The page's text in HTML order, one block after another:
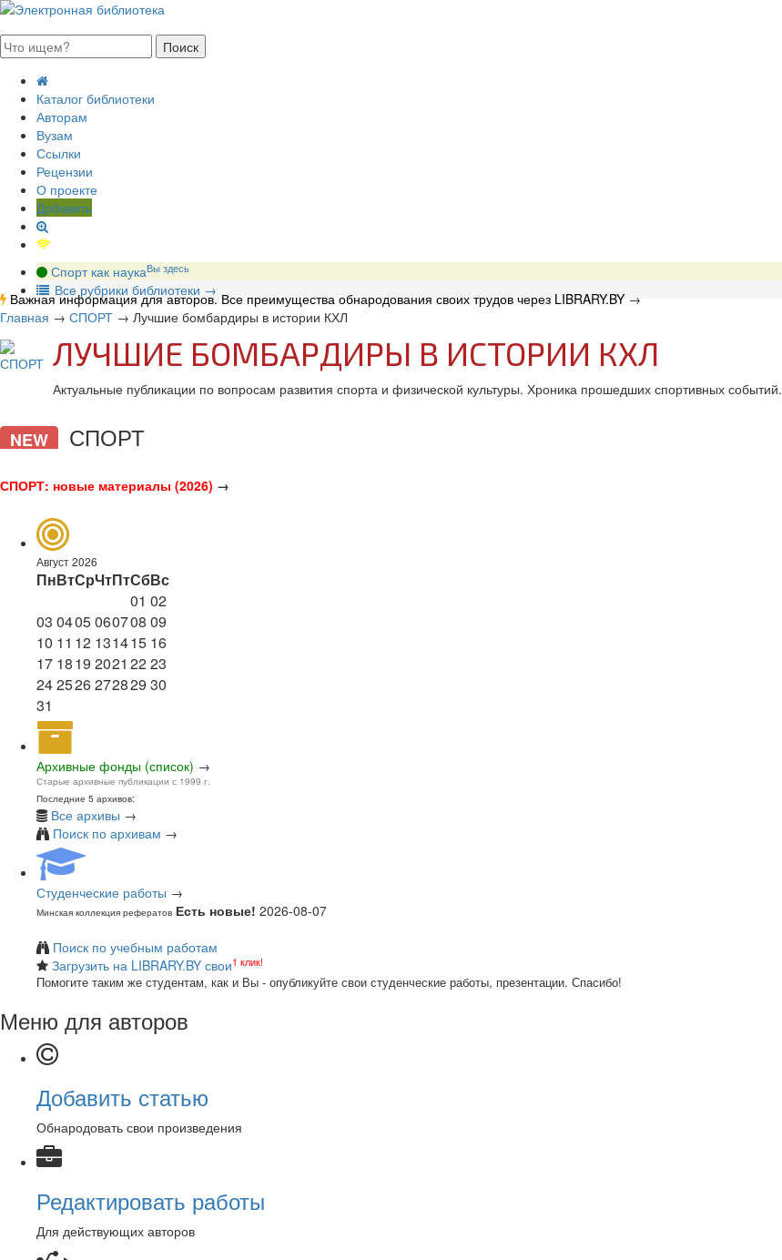
Каталог библиотеки
Авторам
Вузам
Ссылки
Рецензии
О проекте
Добавить
Спорт как наукаВы здесь
Все рубрики библиотеки →
Важная информация для авторов. Все преимущества обнародования своих трудов через LIBRARY.BY →
Главная → СПОРТ → Лучшие бомбардиры в истории КХЛ
ЛУЧШИЕ БОМБАРДИРЫ В ИСТОРИИ КХЛ
Актуальные публикации по вопросам развития спорта и физической культуры. Хроника прошедших спортивных событий.
NEW СПОРТ
СПОРТ: новые материалы (2026) →
Август 2026
ПнВтСрЧтПтСбВс
01 02
03 0405060708 09
10 11 12 131415 16
17 1819 2021 2223
242526272829 30
31
Архивные фонды (список) →
Старые архивные публикации с 1999 г.
Последние 5 архивов:
Все архивы →
Поиск по архивам →
Студенческие работы →
Минская коллекция рефератов Есть новые! 2026-08-07
Поиск по учебным работам
Загрузить на LIBRARY.BY свои1 клик!
Помогите таким же студентам, как и Вы - опубликуйте свои студенческие работы, презентации. Спасибо!
Меню для авторов
Добавить статью
Обнародовать свои произведения
Редактировать работы
Для действующих авторов